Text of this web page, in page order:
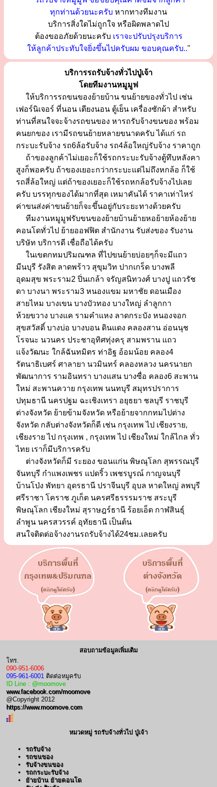
ทุกท่านด้วยนะครับ หากทางทีมงาน
บริการสิ่งใดไม่ถูกใจ หรือผิดพลาดไป
ต้องขออภัยด้วยนะครับ เราจะปรับปรุงบริการ
ให้ลูกค้าประทับใจยิ่งขึ้นไปครับผม ขอบคุณครับ.."
บริการรถรับจ้างทั่วไปปู่เจ้า
โดยทีมงานหมูมูฟ
ให้บริการรถขนของย้ายบ้าน ขนย้ายของทั่วไป เช่น
เฟอร์นิเจอร์ ที่นอน เตียงนอน ตู้เย็น เครื่องซักผ้า สำหรับ
ท่านที่สนใจจะจ้างรถขนของ หารถรับจ้างขนของ พร้อม
คนยกของ เรามีรถขนย้ายหลายขนาดครับ ได้แก่ รถ
กระบะรับจ้าง รถ6ล้อรับจ้าง รถ4ล้อใหญ่รับจ้าง ราคาถูก
ถ้าของลูกค้าไม่เยอะก็ใช้รถกระบะรับจ้างตู้ทึบหลังคา
สูงก็พอครับ ถ้าของเยอะกว่ากระบะแต่ไม่ถึงหกล้อ ก็ใช้
รถสี่ล้อใหญ่ แต่ถ้าของเยอะก็ใช้รถหกล้อรับจ้างไปเลย
ครับ บรรทุกของได้มากที่สุด เหมาคันได้ ราคาเท่าไหร่
ค่าขนส่งค่าขนย้ายก็จะขึ้นอยู่กับระยะทางด้วยครับ
ทีมงานหมูมูฟรับขนของย้ายบ้านย้ายหอย้ายห้องย้าย
คอนโดทั่วไป ย้ายออฟฟิต สำนักงาน รับส่งของ รับงาน
บริษัท บริการดี เชื่อถือได้ครับ
ในเขตกทมปริมณฑล ที่ไปขนย้ายบ่อยๆก็จะมีแถว
มีนบุรี รังสิต ลาดพร้าว สุขุมวิท ปากเกร็ด บางพลี
อุดมสุข พระราม2 ปิ่นเกล้า จรัญสนิทวงศ์ บางปู แถวรัช
ดา บางนา พระราม3 หนองแขม มหาชัย ดอนเมือง
สายไหม บางเขน บางบัวทอง บางใหญ่ ลำลูกกา
ห้วยขวาง บางแค รามคำแหง ลาดกระบัง หนองจอก
สุขสวัสดิ์ บางบ่อ บางบอน ดินแดง คลองสาน อ่อนนุช
โรจนะ นวนคร ประชาอุทิศทุ่งครุ สามพราน แถว
แจ้งวัฒนะ ใกล้ฉันทมิตร ท่าอิฐ อ้อมน้อย คลอง4
รัตนาธิเบศร์ ศาลายา นวมินทร์ คลองหลวง นครนายก
พัฒนาการ รามอินทรา บางแสน บางซื่อ คลอง6 สะพาน
ใหม่ สะพานควาย กรุงเทพ นนทบุรี สมุทรปราการ
ปทุมธานี นครปฐม ฉะเชิงเทรา อยุธยา ชลบุรี ราชบุรี
ต่างจังหวัด ย้ายข้ามจังหวัด หรือย้ายจากกทมไปต่าง
จังหวัด กลับต่างจังหวัดก็ดี เช่น กรุงเทพ ไป เชียงราย,
เชียงราย ไป กรุงเทพ , กรุงเทพ ไป เชียงใหม่ ใกล้ไกล ทั่ว
ไทย เราก็มีบริการครับ
ต่างจังหวัดก็มี ระยอง ขอนแก่น พิษณุโลก สุพรรณบุรี
จันทบุรี กำแพงเพชร แปดริ้ว เพชรบูรณ์ กาญจนบุรี
บ้านโป่ง พัทยา อุดรธานี ปราจีนบุรี อุบล หาดใหญ่ ลพบุรี
ศรีราชา โคราช ภูเก็ต นครศรีธรรรมราช สระบุรี
พิษณุโลก เชียงใหม่ สุราษฎร์ธานี ร้อยเอ็ด กาฬสินธุ์
ลำพูน นครสวรรค์ อุทัยธานี เป็นต้น
สนใจติดต่อจ้างงานรถรับจ้างได้24ชม.เลยครับ
สอบถามข้อมูลเพิ่มเติม
โทร.
090-951-6006
095-961-6001 ติดต่อหมูครับ
ID Line : @moomove
www.facebook.com/moomove
@Copyright 2012
https://www.moomove.com
หมวดหมู่ รถรับจ้างทั่วไป ปู่เจ้า
รถรับจ้าง
รถขนของ
รับจ้างขนของ
รถกระบะรับจ้าง
ย้ายบ้าน ย้ายคอนโด